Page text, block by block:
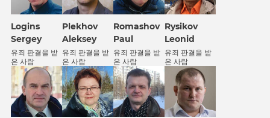
Logins
Sergey
유죄 판결을 받
은 사람
Plekhov
Aleksey
유죄 판결을 받
은 사람
Romashov
Paul
유죄 판결을 받
은 사람
Rysikov
Leonid
유죄 판결을 받
은 사람